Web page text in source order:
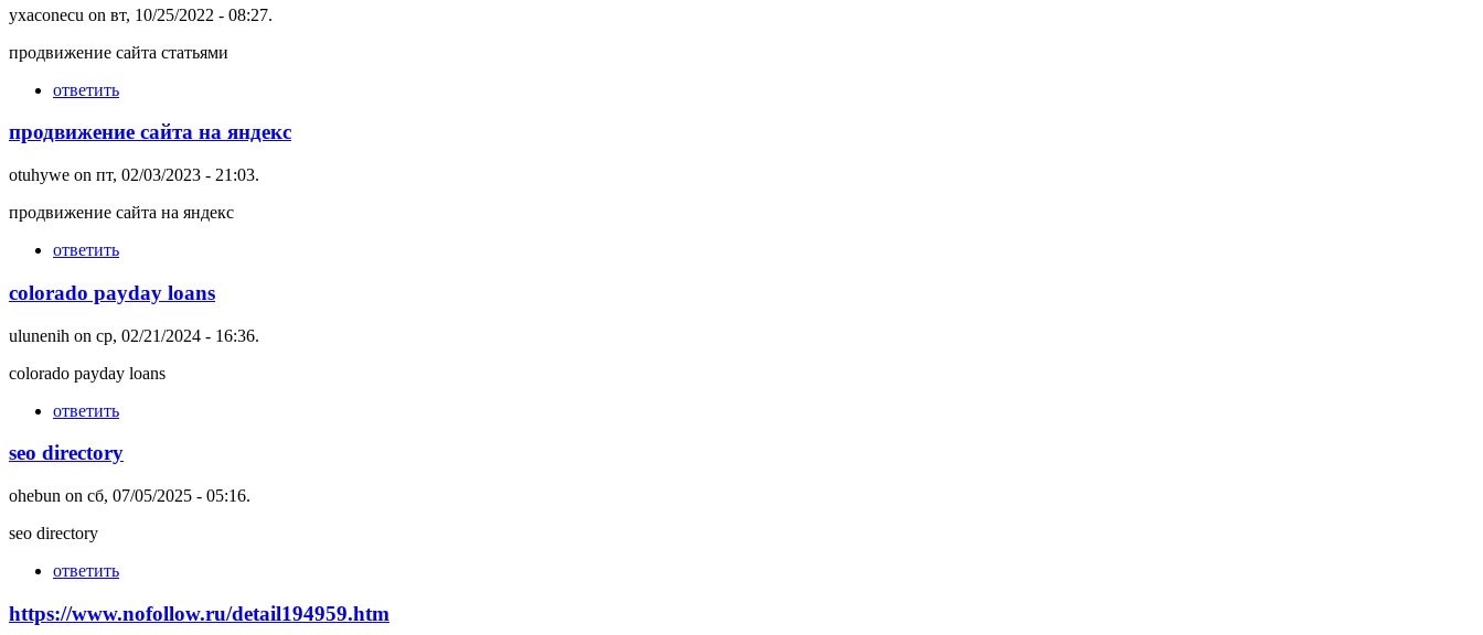
yxaconecu on вт, 10/25/2022 - 08:27.
продвижение сайта статьями
ответить
продвижение сайта на яндекс
otuhywe on пт, 02/03/2023 - 21:03.
продвижение сайта на яндекс
ответить
colorado payday loans
ulunenih on ср, 02/21/2024 - 16:36.
colorado payday loans
ответить
seo directory
ohebun on сб, 07/05/2025 - 05:16.
seo directory
ответить
https://www.nofollow.ru/detail194959.htm